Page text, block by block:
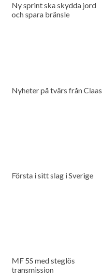
Ny sprint ska skydda jord
och spara bränsle
Nyheter på tvärs från Claas
Första i sitt slag i Sverige
MF 5S med steglös
transmission